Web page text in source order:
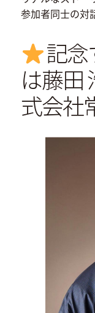
参加者同士の対
記念
は藤田
式会社